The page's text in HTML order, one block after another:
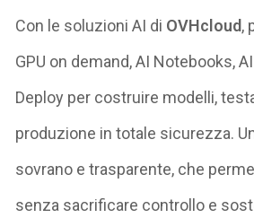
Con le soluzioni AI di OVHcloud,
GPU on demand, AI Notebooks,
Deploy per costruire modelli,
produzione in totale sicurezza.
sovrano e trasparente, che
senza sacrificare controllo e